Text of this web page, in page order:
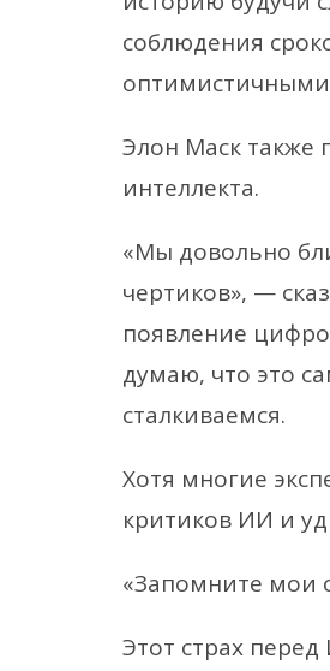
соблюдения
Элон Маск также
интеллекта.
«Мы довольно
чертиков», —
появление
думаю, что это
сталкиваемся.
Хотя многие
критиков ИИ и
«Запомните мои
Этот страх